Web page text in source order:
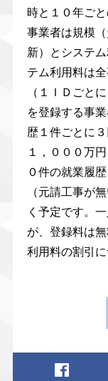
時と１０年ご
事業者は規模
新）とシステ
テム利用料は
（１ＩＤごと
を登録する事
歴１件ごとに
１，０００万
０件の就業履
（元請工事が
く予定です。
が、登録料は
利用料の割引に